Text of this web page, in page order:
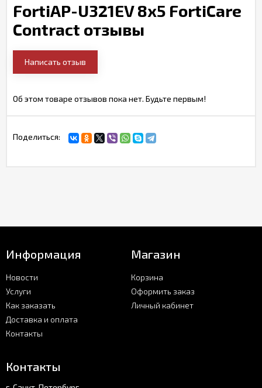
FortiAP-U321EV 8x5 FortiCare
Contract отзывы
Написать отзыв
Об этом товаре отзывов пока нет. Будьте первым!
Поделиться:
Информация
Новости
Услуги
Как заказать
Доставка и оплата
Контакты
Магазин
Корзина
Оформить заказ
Личный кабинет
Контакты